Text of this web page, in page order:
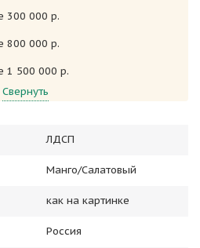
300 000 р.
800 000 р.
1 500 000 р.
Свернуть
ЛДСП
Манго/Салатовый
как на картинке
Россия